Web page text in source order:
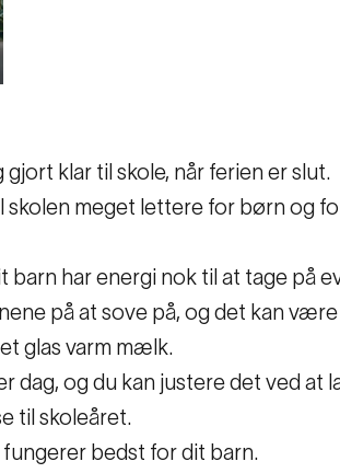
klar til skole, når ferien er slut.
meget lettere for børn og
barn har energi nok til at tage på
på at sove på, og det kan
glas varm mælk.
dag, og du kan justere det ved
til skoleåret.
fungerer bedst for dit barn.